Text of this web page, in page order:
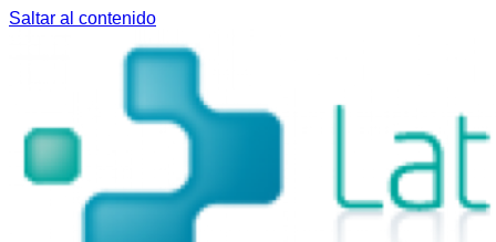
Saltar al contenido